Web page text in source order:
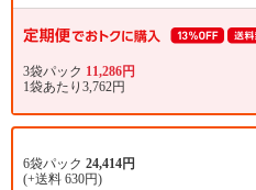
3袋パック 11,286円
1袋あたり3,762円
6袋パック 24,414円
(+送料 630円)